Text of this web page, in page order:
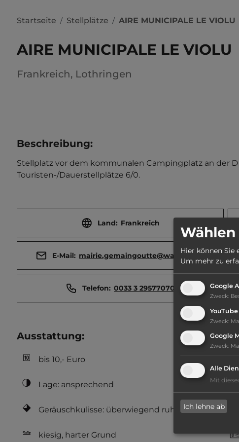
Startseite / Stellplätze / AIRE MUNICIPALE LE VIOLU
AIRE MUNICIPALE LE VIOLU
Frankreich, Lothringen
Beschreibung:
Stellplatz vor dem kommunalen Campingplatz an der
Touristen-/Dauerstellplätze 6/0.
Land: Frankreich
E-Mail: mairie.gemaingoutte@wanadoo.fr
Telefon: 0033 3 29577070
Ausstattung:
bis 10,- Euro
Lage: ansprechend
Geräuschkulisse: überwiegend ruhig
kiesig, harter Grund
Hier können Sie
Um mehr zu
Google
Zweck:
YouTube
Zweck:
Google
Zweck:
Alle
Mit
Ich lehne ab